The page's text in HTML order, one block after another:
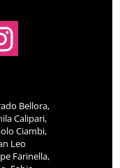
Bellora,
Calipari,
Ciambi,
Leo
Farinella,